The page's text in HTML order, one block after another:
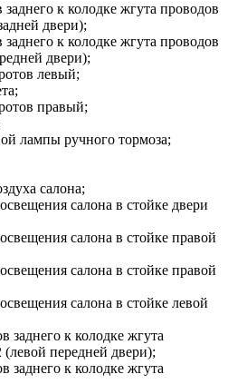
к колодке жгута проводов
двери);
к колодке жгута проводов
двери);
левый;
правый;
лампы ручного тормоза;
салона;
салона в стойке двери
салона в стойке правой
салона в стойке правой
салона в стойке левой
заднего к колодке жгута
передней двери);
заднего к колодке жгута